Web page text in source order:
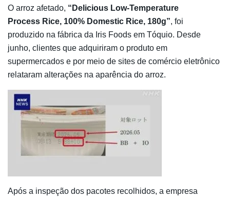
O arroz afetado, “Delicious Low-Temperature
Process Rice, 100% Domestic Rice, 180g”, foi
produzido na fábrica da Iris Foods em Tóquio. Desde
junho, clientes que adquiriram o produto em
supermercados e por meio de sites de comércio eletrônico
relataram alterações na aparência do arroz.
Após a inspeção dos pacotes recolhidos, a empresa